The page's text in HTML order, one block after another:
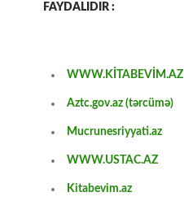
FAYDALIDIR :
WWW.KİTABEVİM.AZ
Aztc.gov.az (tərcümə)
Mucrunesriyyati.az
WWW.USTAC.AZ
Kitabevim.az